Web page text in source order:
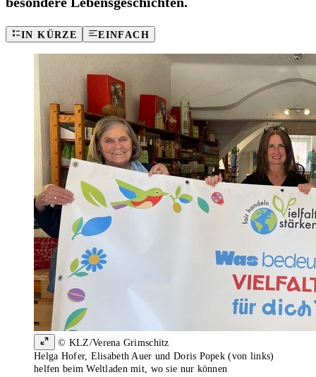
IN KÜRZE EINFACH
© KLZ/Verena Grimschitz
Helga Hofer, Elisabeth Auer und Doris Popek (von links)
helfen beim Weltladen mit, wo sie nur können